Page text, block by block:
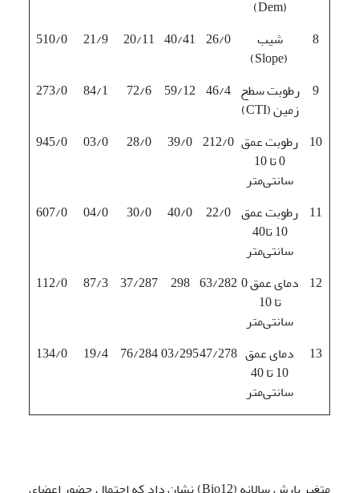
(Dem)
8
شیب
(Slope)
26/0
40/41
20/11
21/9
510/0
9 رطوبت سطح
زمین (CTI)
46/4
59/12
72/6
84/1
273/0
10 رطوبت عمق
0 تا 10
سانتی‌متر
212/0
39/0
28/0
03/0
945/0
11 رطوبت عمق
10 تا40
سانتی‌متر
22/0
40/0
30/0
04/0
607/0
12
دمای عمق 0
تا 10
سانتی‌متر
63/282
298
37/287
87/3
112/0
13
دمای عمق
10 تا 40
سانتی‌متر
47/278
03/295
76/284
19/4
134/0